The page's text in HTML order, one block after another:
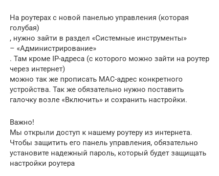
На роутерах с новой панелью управления (которая
голубая)
, нужно зайти в раздел «Системные инструменты»
– «Администрирование»
. Там кроме IP-адреса (с которого можно зайти на роутер
через интернет)
можно так же прописать MAC-адрес конкретного
устройства. Так же обязательно нужно поставить
галочку возле «Включить» и сохранить настройки.
Важно!
Мы открыли доступ к нашему роутеру из интернета.
Чтобы защитить его панель управления, обязательно
установите надежный пароль, который будет защищать
настройки роутера